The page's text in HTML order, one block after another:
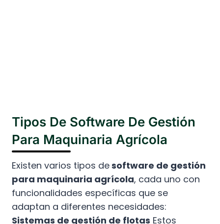
Tipos De Software De Gestión
Para Maquinaria Agrícola
Existen varios tipos desoftware de gestión
para maquinaria agrícola, cada uno con
funcionalidades específicas que se
adaptan a diferentes necesidades:
Sistemas de gestión de flotas Estos